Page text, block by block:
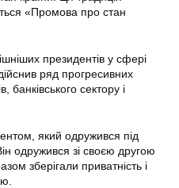
«Промова про стан
президентів у сфері
ряд прогресивних
банківського сектору і
який одружився під
одружився зі своєю другою
зберігали приватність і